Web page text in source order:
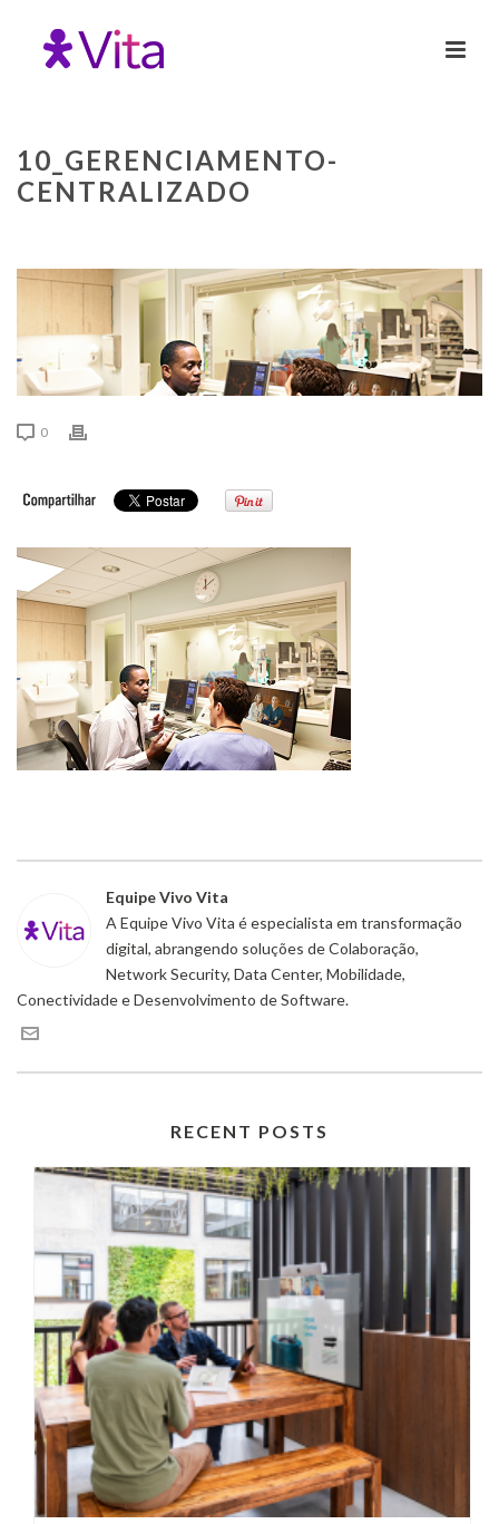
10_GERENCIAMENTO-
CENTRALIZADO
0
Equipe Vivo Vita
A Equipe Vivo Vita é especialista em transformação
digital, abrangendo soluções de Colaboração,
Network Security, Data Center, Mobilidade,
Conectividade e Desenvolvimento de Software.
RECENT POSTS